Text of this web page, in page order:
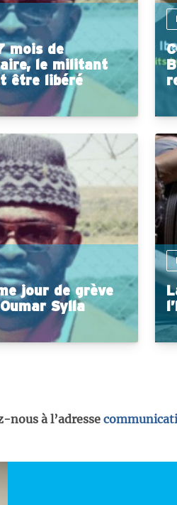
mois de
le militant
être libéré
jour de grève
Sylla
nous à l’adresse